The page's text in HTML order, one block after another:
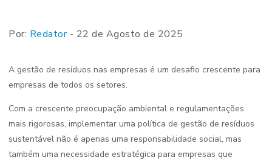
Por: Redator- 22 de Agosto de 2025
A gestão de resíduos nas empresas é um desafio crescente para
empresas de todos os setores.
Com a crescente preocupação ambiental e regulamentações
mais rigorosas, implementar uma política de gestão de resíduos
sustentável não é apenas uma responsabilidade social, mas
também uma necessidade estratégica para empresas que